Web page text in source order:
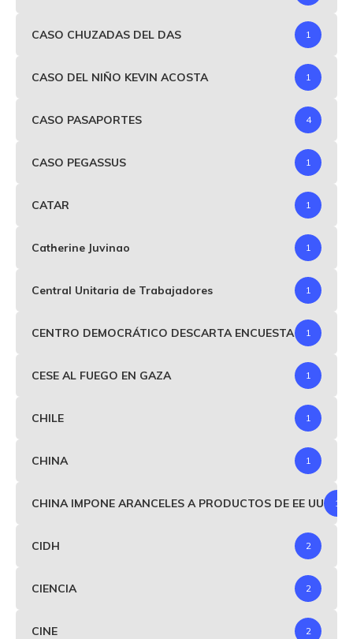
CASO CHUZADAS DEL DAS 1
CASO DEL NIÑO KEVIN ACOSTA 1
CASO PASAPORTES 4
CASO PEGASSUS 1
CATAR 1
Catherine Juvinao 1
Central Unitaria de Trabajadores 1
CENTRO DEMOCRÁTICO DESCARTA ENCUESTA 1
CESE AL FUEGO EN GAZA 1
CHILE 1
CHINA 1
CHINA IMPONE ARANCELES A PRODUCTOS DE EE UU 1
CIDH 2
CIENCIA 2
CINE 2